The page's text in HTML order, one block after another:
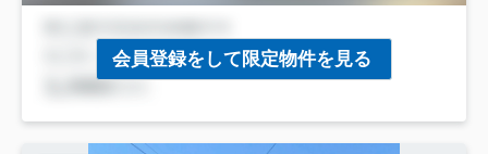
会員登録をして限定物件を見る